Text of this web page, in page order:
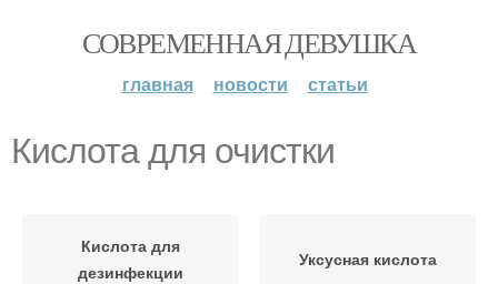
СОВРЕМЕННАЯ ДЕВУШКА
главная новости статьи
Кислота для очистки
Кислота для
дезинфекции
Уксусная кислота